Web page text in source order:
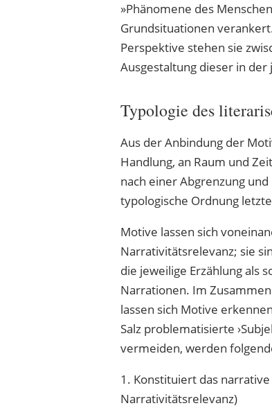
»Phänomene des
Grundsituationen
Perspektive stehen sie
Ausgestaltung dieser in der
Typologie des
Aus der Anbindung der
Handlung, an Raum und
nach einer Abgrenzung
typologische Ordnung
Motive lassen sich
Narrativitätsrelevanz; sie
die jeweilige Erzählung als
Narrationen. Im
lassen sich Motive
Salz problematisierte
vermeiden, werden
1. Konstituiert das
Narrativitätsrelevanz)